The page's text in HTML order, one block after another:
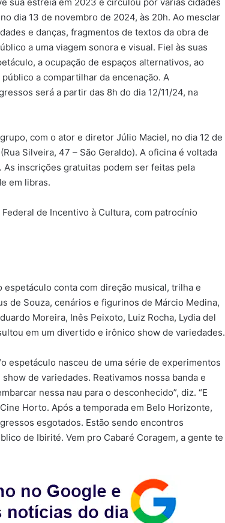
dia 13 de novembro de 2024, às 20h. Ao mesclar
e danças, fragmentos de textos da obra de
a uma viagem sonora e visual. Fiel às suas
a ocupação de espaços alternativos, ao
a compartilhar da encenação. A
será a partir das 8h do dia 12/11/24, na
com o ator e diretor Júlio Maciel, no dia 12 de
Silveira, 47 – São Geraldo). A oficina é voltada
inscrições gratuitas podem ser feitas pela
em libras.
de Incentivo à Cultura, com patrocínio
conta com direção musical, trilha e
de Souza, cenários e figurinos de Márcio Medina,
Moreira, Inês Peixoto, Luiz Rocha, Lydia del
em um divertido e irônico show de variedades.
espetáculo nasceu de uma série de experimentos
de variedades. Reativamos nossa banda e
nessa nau para o desconhecido”, diz. “E
Horto. Após a temporada em Belo Horizonte,
esgotados. Estão sendo encontros
de Ibirité. Vem pro Cabaré Coragem, a gente te